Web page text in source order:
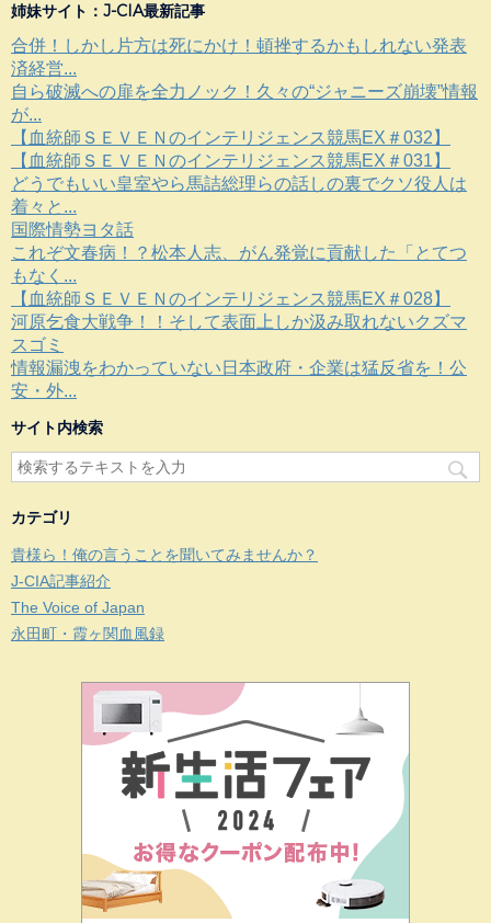
姉妹サイト：J-CIA最新記事
合併！しかし片方は死にかけ！頓挫するかもしれない発表
済経営...
自ら破滅への扉を全力ノック！久々の“ジャニーズ崩壊”情報
が...
【血統師ＳＥＶＥＮのインテリジェンス競馬EX＃032】
【血統師ＳＥＶＥＮのインテリジェンス競馬EX＃031】
どうでもいい皇室やら馬詰総理らの話しの裏でクソ役人は
着々と...
国際情勢ヨタ話
これぞ文春病！？松本人志、がん発覚に貢献した「とてつ
もなく...
【血統師ＳＥＶＥＮのインテリジェンス競馬EX＃028】
河原乞食大戦争！！そして表面上しか汲み取れないクズマ
スゴミ
情報漏洩をわかっていない日本政府・企業は猛反省を！公
安・外...
サイト内検索
カテゴリ
貴様ら！俺の言うことを聞いてみませんか？
J-CIA記事紹介
The Voice of Japan
永田町・霞ヶ関血風録